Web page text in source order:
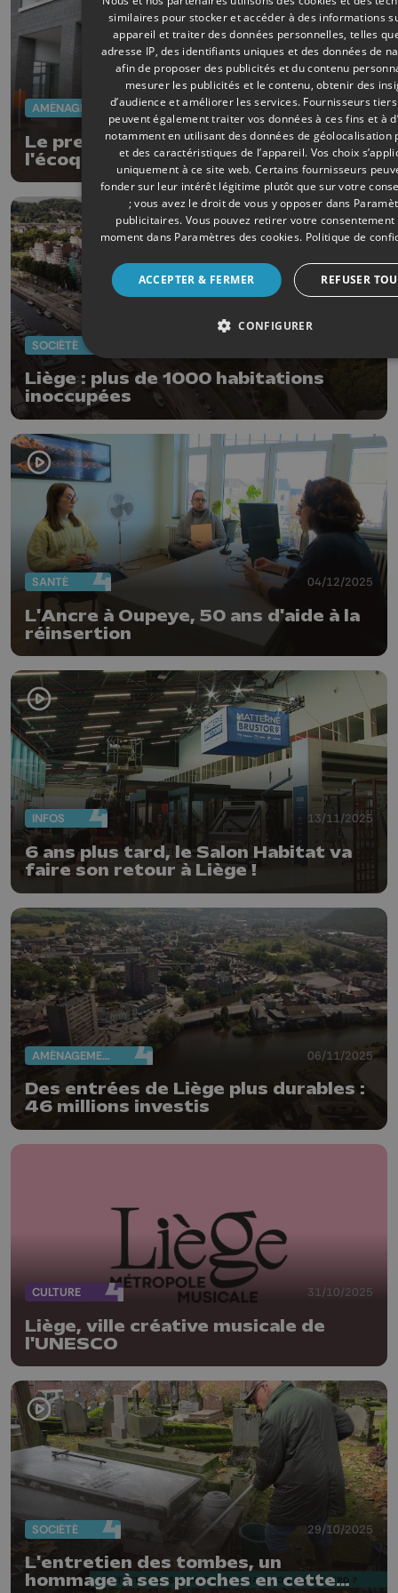
03/02/2026
Le premier commerce de
l'écoquartier de Coronmeuse a
ouvert
SOCIÉTÉ
Liège : plus de 1000 habitations
inoccupées
SANTÉ 04/12/2025
L'Ancre à Oupeye, 50 ans d'aide à la
réinsertion
INFOS 13/11/2025
6 ans plus tard, le Salon Habitat va
faire son retour à Liège !
AMÉNAGEMENT DU TERRITOIRE 06/11/2025
Des entrées de Liège plus durables :
46 millions investis
CULTURE 31/10/2025
Liège, ville créative musicale de
l'UNESCO
SOCIÉTÉ 29/10/2025
L'entretien des tombes, un
hommage à ses proches en cette
similaires pour stocker et accéder à des informations
appareil et traiter des données personnelles, telles
adresse IP, des identifiants uniques et des données de
afin de proposer des publicités et du contenu
mesurer les publicités et le contenu, obtenir des
d’audience et améliorer les services. Fournisseurs
peuvent également traiter vos données à ces fins et à
notamment en utilisant des données de géolocalisation
et des caractéristiques de l’appareil. Vos choix
uniquement à ce site web. Certains fournisseurs
fonder sur leur intérêt légitime plutôt que sur votre
; vous avez le droit de vous y opposer dans
publicitaires. Vous pouvez retirer votre
moment dans Paramètres des cookies. Politique de
ACCEPTER & FERMER REFUSER
CONFIGURER